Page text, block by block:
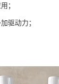
；
驱动力；